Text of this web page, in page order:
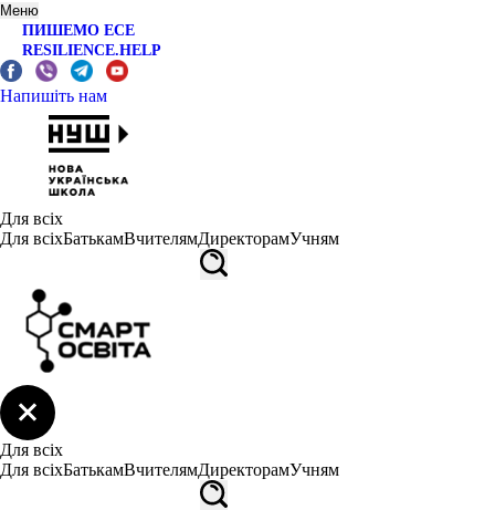
Меню
ПИШЕМО ЕСЕ
RESILIENCE.HELP
Напишіть нам
Для всіх
Для всіхБатькамВчителямДиректорамУчням
Для всіх
Для всіхБатькамВчителямДиректорамУчням